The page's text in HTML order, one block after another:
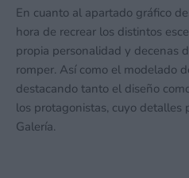
En cuanto al apartado gráfico
hora de recrear los distintos
propia personalidad y decenas
romper. Así como el modelado
destacando tanto el diseño
los protagonistas, cuyo detalles
Galería.